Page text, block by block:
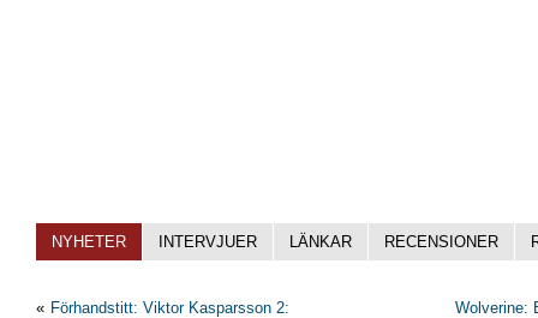
NYHETER INTERVJUER LÄNKAR RECENSIONER
« Förhandstitt: Viktor Kasparsson 2:
Wolverine: